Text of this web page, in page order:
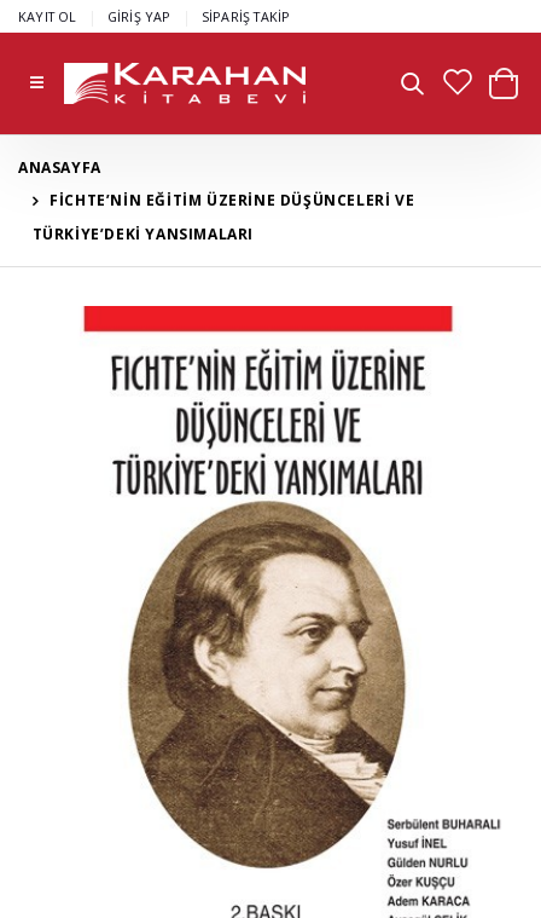
KAYIT OL GİRİŞ YAP SİPARİŞ TAKİP
ANASAYFA
FİCHTE’NİN EĞİTİM ÜZERİNE DÜŞÜNCELERİ VE
TÜRKİYE’DEKİ YANSIMALARI